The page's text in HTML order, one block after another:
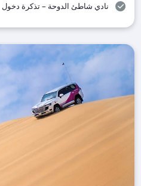
نادي شاطئ الدوحة – تذكرة دخول